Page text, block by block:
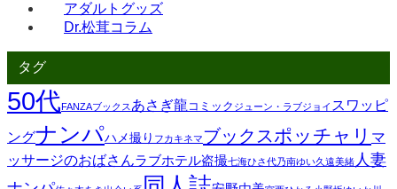
アダルトグッズ
Dr.松茸コラム
タグ
50代FANZAブックス あさぎ龍 コミック ジューン・ラブジョイ スワッピ
ングナンパハメ撮り フカキネマブックスポッチャリ マ
ッサージのおばさんラブホテル盗撮七海ひさ代乃南ゆい久遠美緒 人妻